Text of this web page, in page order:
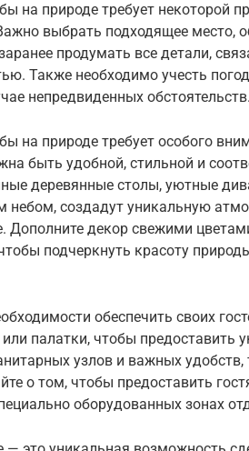
на природе требует некоторой
выбрать подходящее место,
продумать все детали,
Также необходимо учесть
непредвиденных обстоятельств.
на природе требует особого
быть удобной, стильной и
деревянные столы, уютные
небом, создадут уникальную
Дополните декор свежими
подчеркнуть красоту
обеспечить своих
палатки, чтобы предоставить
узлов и важных удобств,
о том, чтобы предоставить
оборудованных зонах